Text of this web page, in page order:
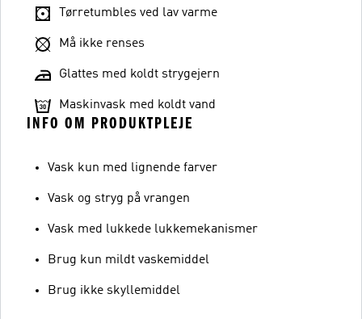
Tørretumbles ved lav varme
Må ikke renses
Glattes med koldt strygejern
Maskinvask med koldt vand
INFO OM PRODUKTPLEJE
Vask kun med lignende farver
Vask og stryg på vrangen
Vask med lukkede lukkemekanismer
Brug kun mildt vaskemiddel
Brug ikke skyllemiddel